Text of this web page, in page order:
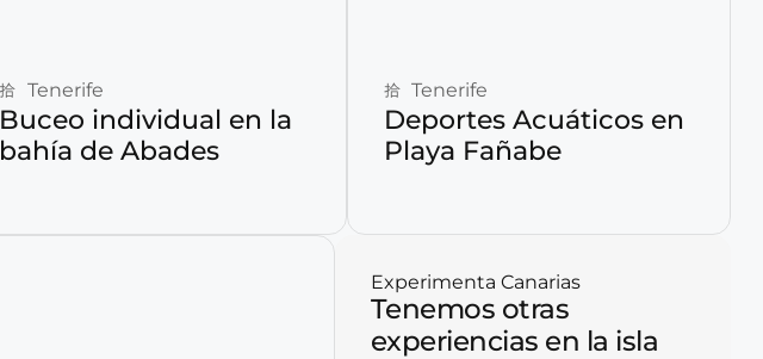
Tenerife
Buceo individual en la
bahía de Abades
Tenerife
Deportes Acuáticos en
Playa Fañabe
Experimenta Canarias
Tenemos otras
experiencias en la isla